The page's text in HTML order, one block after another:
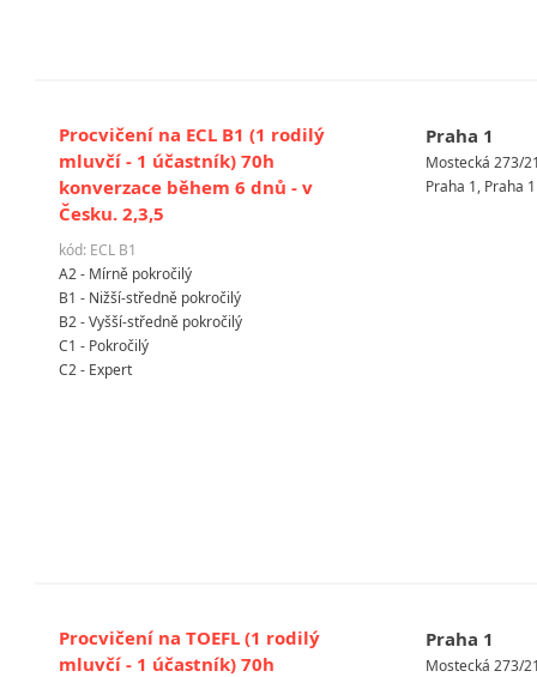
Procvičení na ECL B1 (1 rodilý
mluvčí - 1 účastník) 70h
konverzace během 6 dnů - v
Česku. 2,3,5
kód: ECL B1
A2 - Mírně pokročilý
B1 - Nižší-středně pokročilý
B2 - Vyšší-středně pokročilý
C1 - Pokročilý
C2 - Expert
Praha 1
Mostecká 273/
Praha 1, Praha 1
Procvičení na TOEFL (1 rodilý
mluvčí - 1 účastník) 70h
Praha 1
Mostecká 273/